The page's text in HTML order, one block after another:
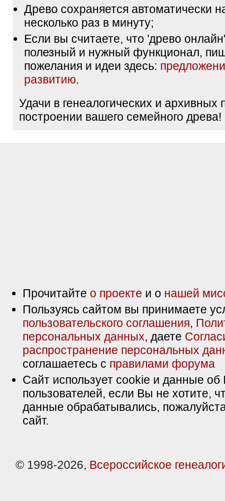
Древо сохраняется автоматически
несколько раз в минуту;
Если вы считаете, что 'древо
полезный и нужный функционал,
пожелания и идеи здесь:
развитию.
Удачи в генеалогических и архивных
построении вашего семейного древа!
Прочитайте о проекте и о нашей
Пользуясь сайтом вы принимаете
пользовательского соглашения,
персональных данных, даете
распространение персональных
соглашаетесь с правилами форума
Сайт использует cookie и данные об
пользователей, если Вы не хотите,
данные обрабатывались,
сайт.
© 1998-2026, Всероссийское